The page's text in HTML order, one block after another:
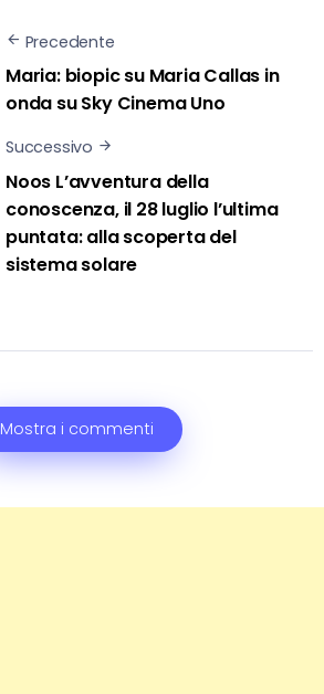
Precedente
Maria: biopic su Maria Callas in
onda su Sky Cinema Uno
Successivo
Noos L’avventura della
conoscenza, il 28 luglio l’ultima
puntata: alla scoperta del
sistema solare
Mostra i commenti